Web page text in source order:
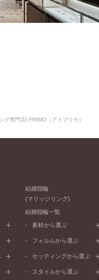
専門店I-PRIMO（アイプリモ）
ド
結婚指輪
(マリッジリング)
結婚指輪一覧
素材から選ぶ
プラチナ
ピンクゴールド
ペールブラウンゴールド
フォルムから選ぶ
ストレートライン
V字ライン
セッティングから選ぶ
プレーン
スタイルから選ぶ